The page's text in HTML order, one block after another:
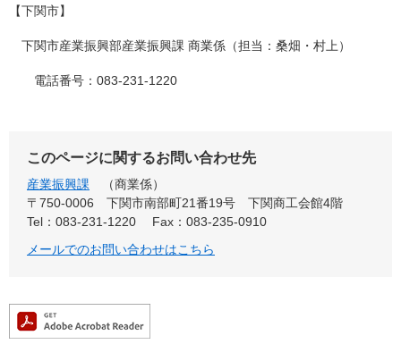
【下関市】
下関市産業振興部産業振興課 商業係（担当：桑畑・村上）
電話番号：083-231-1220
このページに関するお問い合わせ先
産業振興課
商業係
〒750-0006
下関市南部町21番19号 下関商工会館4階
Tel：083-231-1220
Fax：083-235-0910
メールでのお問い合わせはこちら